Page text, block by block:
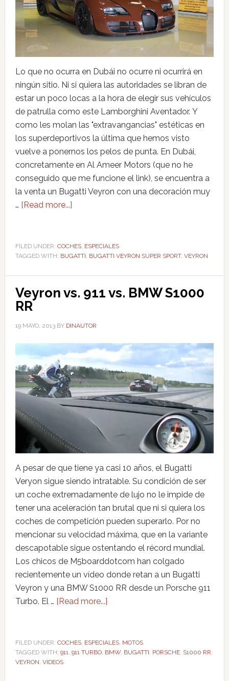
Lo que no ocurra en Dubái no ocurre ni ocurrirá en
ningún sitio. Ni si quiera las autoridades se libran de
estar un poco locas a la hora de elegir sus vehículos
de patrulla como este Lamborghini Aventador. Y
como les molan las "extravangancias" estéticas en
los superdeportivos la última que hemos visto
vuelve a ponernos los pelos de punta. En Dubái,
concretamente en Al Ameer Motors (que no he
conseguido que me funcione el link), se encuentra a
la venta un Bugatti Veyron con una decoración muy
… [Read more...]
FILED UNDER: COCHES, ESPECIALES
TAGGED WITH: BUGATTI, BUGATTI VEYRON SUPER SPORT, VEYRON
Veyron vs. 911 vs. BMW S1000
RR
19 MAYO, 2013BY DINAUTOR
A pesar de que tiene ya casi 10 años, el Bugatti
Veryon sigue siendo intratable. Su condición de ser
un coche extremadamente de lujo no le impide de
tener una aceleración tan brutal que ni si quiera los
coches de competición pueden superarlo. Por no
mencionar su velocidad máxima, que en la variante
descapotable sigue ostentando el récord mundial.
Los chicos de M5boarddotcom han colgado
recientemente un vídeo donde retan a un Bugatti
Veyron y una BMW S1000 RR desde un Porsche 911
Turbo. El … [Read more...]
FILED UNDER: COCHES, ESPECIALES, MOTOS
TAGGED WITH: 911 911 TURBO, BMW, BUGATTI PORSCHE, S1000 RR
VEYRON VIDEOS